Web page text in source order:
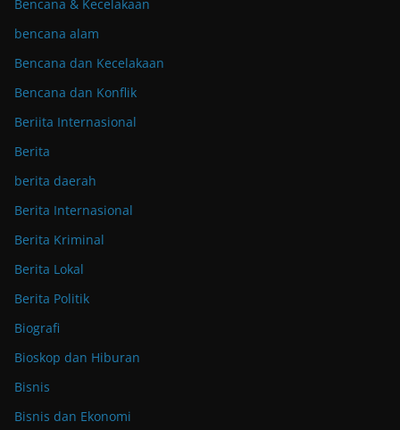
Bencana & Kecelakaan
bencana alam
Bencana dan Kecelakaan
Bencana dan Konflik
Beriita Internasional
Berita
berita daerah
Berita Internasional
Berita Kriminal
Berita Lokal
Berita Politik
Biografi
Bioskop dan Hiburan
Bisnis
Bisnis dan Ekonomi